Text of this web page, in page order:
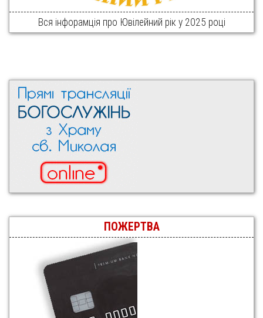
Вся інфорамція про Ювілейний рік у 2025 році
ПОЖЕРТВА